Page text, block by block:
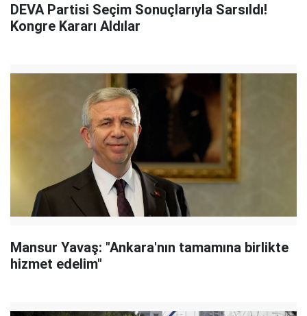
DEVA Partisi Seçim Sonuçlarıyla Sarsıldı!
Kongre Kararı Aldılar
Mansur Yavaş: "Ankara'nın tamamına birlikte
hizmet edelim"